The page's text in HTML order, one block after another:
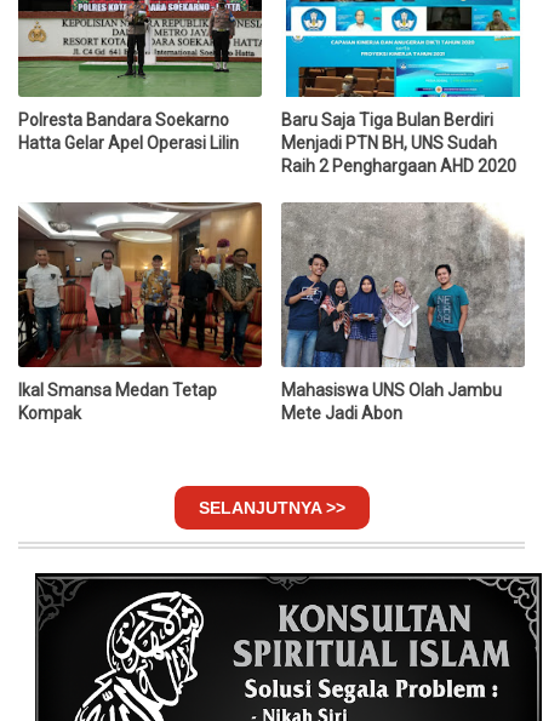
Polresta Bandara Soekarno
Hatta Gelar Apel Operasi Lilin
Baru Saja Tiga Bulan Berdiri
Menjadi PTN BH, UNS Sudah
Raih 2 Penghargaan AHD 2020
Ikal Smansa Medan Tetap
Kompak
Mahasiswa UNS Olah Jambu
Mete Jadi Abon
SELANJUTNYA >>